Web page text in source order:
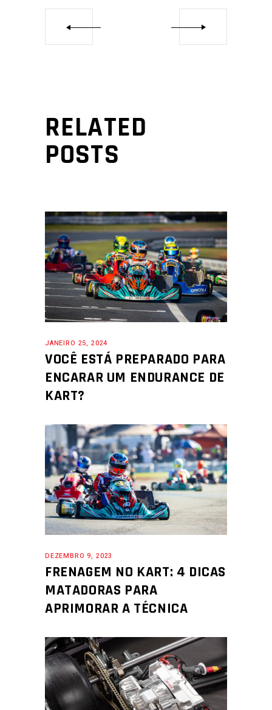
RELATED
POSTS
JANEIRO 25, 2024
VOCÊ ESTÁ PREPARADO PARA
ENCARAR UM ENDURANCE DE
KART?
DEZEMBRO 9, 2023
FRENAGEM NO KART: 4 DICAS
MATADORAS PARA
APRIMORAR A TÉCNICA